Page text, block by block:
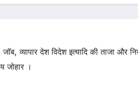
व्यापार देश विदेश इत्यादि की ताजा और
।